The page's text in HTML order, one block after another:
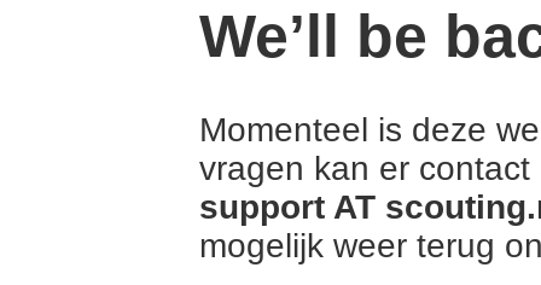
We’ll be
Momenteel is deze
vragen kan er
support AT
mogelijk weer terug